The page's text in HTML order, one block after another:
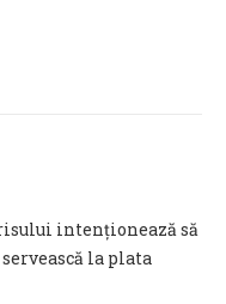
intenționează să
la plata